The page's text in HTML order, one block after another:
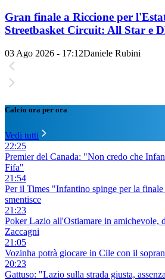
Gran finale a Riccione per
Streetbasket Circuit: All Star e
03 Ago 2026 - 17:12Daniele Rubini
Calcio ora per ora
Vedi tutti
22:25
Premier del Canada: "Non credo che
Fifa"
21:54
Per il Times "Infantino spinge per la
smentisce
21:23
Poker Lazio all'Ostiamare in amichevole,
Zaccagni
21:05
Vozinha potrà giocare in Cile con il
20:23
Gattuso: "Lazio sulla strada giusta,